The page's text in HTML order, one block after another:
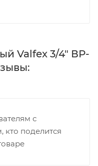
Valfex 3/4" ВР-
с
кто поделится